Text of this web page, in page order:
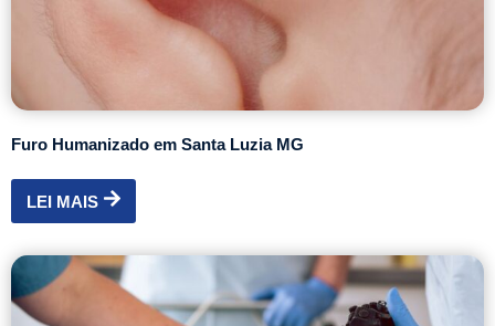
Furo Humanizado em Santa Luzia MG
LEI MAIS